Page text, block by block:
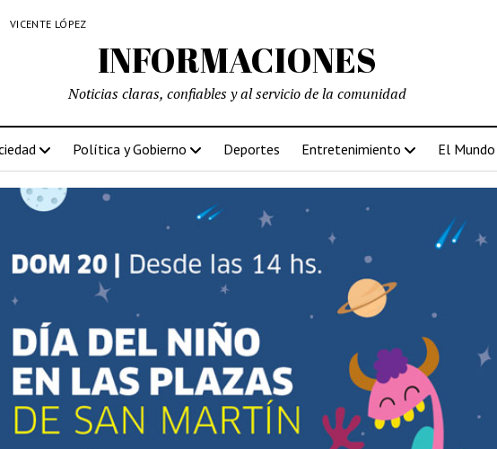
VICENTE LÓPEZ
INFORMACIONES
Noticias claras, confiables y al servicio de la comunidad
Política y Gobierno Deportes Entretenimiento El Mundo